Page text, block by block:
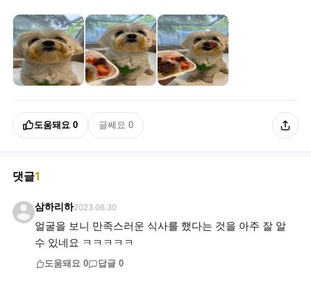
도움돼요 0 글쎄요 0
댓글1
삼하리하2023.06.30
얼굴을 보니 만족스러운 식사를 했다는 것을 아주 잘 알
수 있네요 ㅋㅋㅋㅋㅋ
도움돼요 0 답글 0